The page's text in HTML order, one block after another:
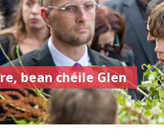
bean chéile Glen